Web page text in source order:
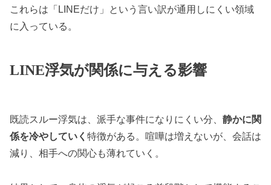
これらは「LINEだけ」という言い訳が通用しにくい領域
に入っている。
LINE浮気が関係に与える影響
既読スルー浮気は、派手な事件になりにくい分、 静かに関
係を冷やしていく 特徴がある。喧嘩は増えないが、会話は
減り、相手への関心も薄れていく。